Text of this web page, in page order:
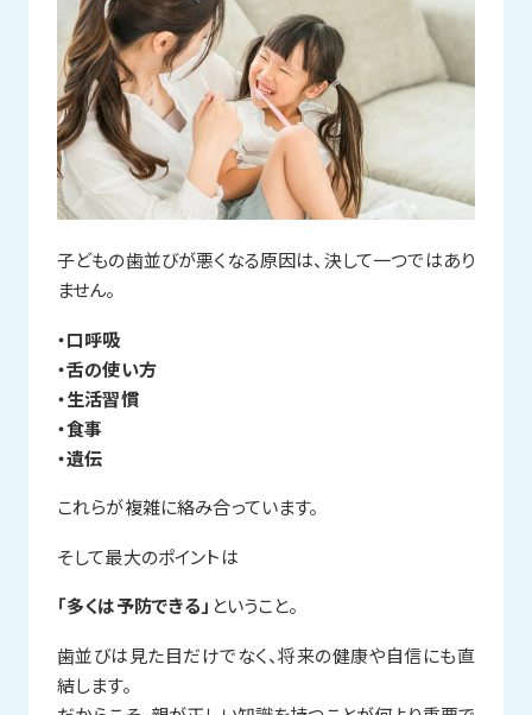
子どもの歯並びが悪くなる原因は、決して一つではあり
ません。
・口呼吸
・舌の使い方
・生活習慣
・食事
・遺伝
これらが複雑に絡み合っています。
そして最大のポイントは
「多くは予防できる」 ということ。
歯並びは見た目だけでなく、将来の健康や自信にも直
結します。